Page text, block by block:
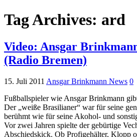
Tag Archives: ard
Video: Ansgar
(Radio Bremen)
15. Juli 2011 Ansgar Brinkmann News 0
Fußballspieler wie Ansgar Brinkmann
Der „weiße Brasilianer“ war für seine
berühmt wie für seine Akohol- und
Vor zwei Jahren spielte der gebürtige
Abschiedskick. Ob Profigehälter, Klopp